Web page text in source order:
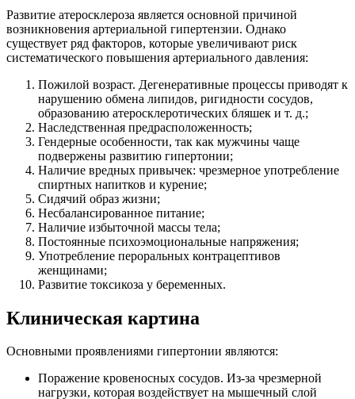
Развитие атеросклероза является основной причиной
возникновения артериальной гипертензии. Однако
существует ряд факторов, которые увеличивают риск
систематического повышения артериального давления:
Пожилой возраст. Дегенеративные процессы приводят к
нарушению обмена липидов, ригидности сосудов,
образованию атеросклеротических бляшек и т. д.;
Наследственная предрасположенность;
Гендерные особенности, так как мужчины чаще
подвержены развитию гипертонии;
Наличие вредных привычек: чрезмерное употребление
спиртных напитков и курение;
Сидячий образ жизни;
Несбалансированное питание;
Наличие избыточной массы тела;
Постоянные психоэмоциональные напряжения;
Употребление пероральных контрацептивов
женщинами;
Развитие токсикоза у беременных.
Клиническая картина
Основными проявлениями гипертонии являются:
Поражение кровеносных сосудов. Из-за чрезмерной
нагрузки, которая воздействует на мышечный слой